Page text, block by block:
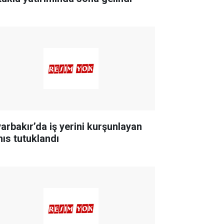
iş yerini kurşunlayan
tutuklandı